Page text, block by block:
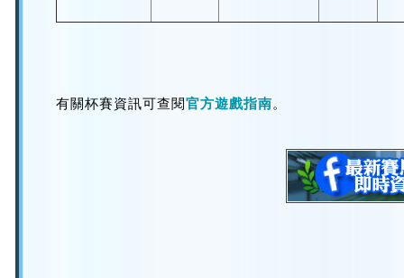
有關杯賽資訊可查閱官方遊戲指南。